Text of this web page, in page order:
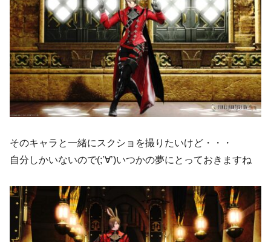
そのキャラと一緒にスクショを撮りたいけど・・・
自分しかいないので(;’∀’)いつかの夢にとっておきますね